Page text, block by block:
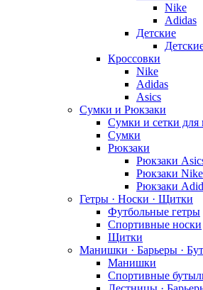
Nike
Adidas
Детские
Кроссовки
Nike
Adidas
Asics
Сумки и Рюкзаки
Сумки и сетки для
Сумки
Рюкзаки
Рюкзаки
Рюкзаки Nike
Рюкзаки
Гетры · Носки · Щитки
Футбольные гетры
Спортивные носки
Щитки
Манишки · Барьеры ·
Манишки
Спортивные